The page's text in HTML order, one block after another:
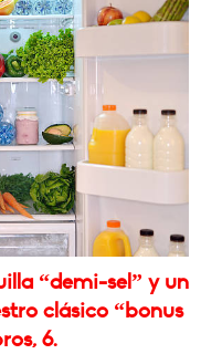
“demi-sel” y un
clásico “bonus
6.